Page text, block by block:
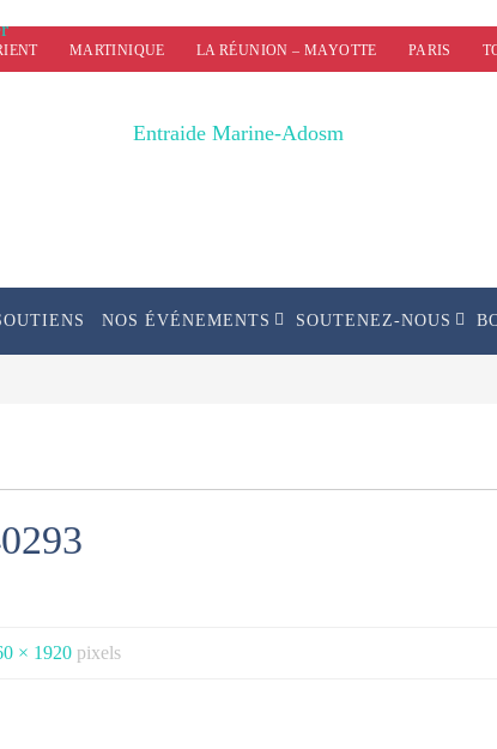
MARTINIQUE LA RÉUNION – MAYOTTE PARIS
NOS ÉVÉNEMENTS SOUTENEZ-NOUS
× 1920pixels